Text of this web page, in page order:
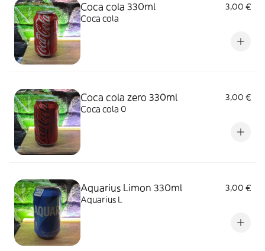
Coca cola 330ml
3,00 €
Coca cola
Coca cola zero 330ml
3,00 €
Coca cola 0
Aquarius Limon 330ml
3,00 €
Aquarius L